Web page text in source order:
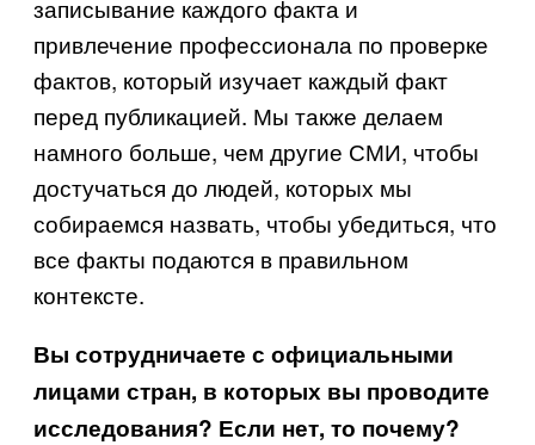
записывание каждого факта и
привлечение профессионала по проверке
фактов, который изучает каждый факт
перед публикацией. Мы также делаем
намного больше, чем другие СМИ, чтобы
достучаться до людей, которых мы
собираемся назвать, чтобы убедиться, что
все факты подаются в правильном
контексте.
Вы сотрудничаете с официальными
лицами стран, в которых вы проводите
исследования? Если нет, то почему?